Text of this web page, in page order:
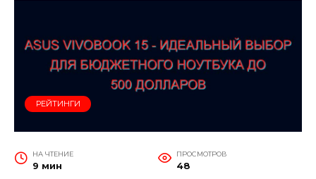
РЕЙТИНГИ
НА ЧТЕНИЕ
9 мин
ПРОСМОТРОВ
48